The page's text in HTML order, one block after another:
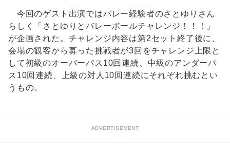
今回のゲスト出演ではバレー経験者のさとゆりさん
らしく「さとゆりとバレーボールチャレンジ！！！」
が企画された。チャレンジ内容は第2セット終了後に、
会場の観客から募った挑戦者が3回をチャレンジ上限と
して初級のオーバーパス10回連続、中級のアンダーパ
ス10回連続、上級の対人10回連続にそれぞれ挑むとい
うもの。
ADVERTISEMENT